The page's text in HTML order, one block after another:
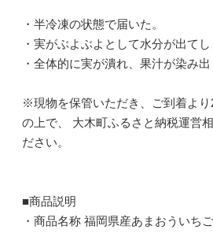
・半冷凍の状態で届いた。
・実がぶよぶよとして水分が出てし
・全体的に実が潰れ、果汁が染み出
※現物を保管いただき、ご到着よ
の上で、 大木町ふるさと納税運営
ださい。
■商品説明
・商品名称 福岡県産あまおういちご